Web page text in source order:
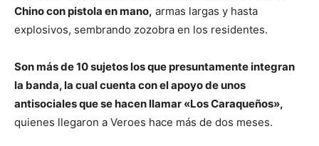
Chino con pistola en mano, armas largas y hasta
explosivos, sembrando zozobra en los residentes.
Son más de 10 sujetos los que presuntamente integran
la banda, la cual cuenta con el apoyo de unos
antisociales que se hacen llamar «Los Caraqueños»,
quienes llegaron a Veroes hace más de dos meses.